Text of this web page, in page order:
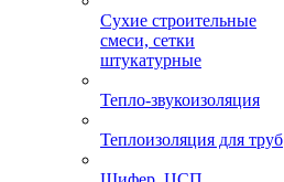
Сухие строительные
смеси, сетки
штукатурные
Тепло-звукоизоляция
Теплоизоляция для труб